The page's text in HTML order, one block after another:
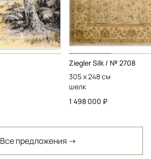
Ziegler Silk / № 2708
305 x 248 см
шелк
1 498 000 ₽
Все предложения →